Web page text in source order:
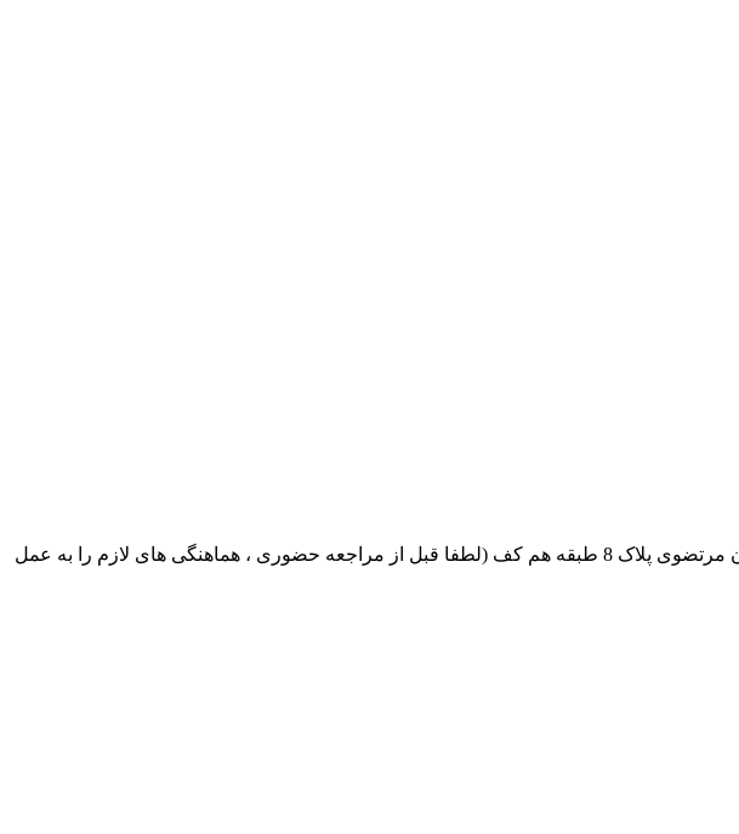
نشانی بخش انفورماتیک ایران بابکت : میدان حر . خ امام خمینی . خیابان کمالی . خیابان اسکندری جنوبی اول خیابان مرتضوی پلاک 8 طبقه هم کف (لطفا قبل از مراجعه حضوری ، هماهنگی های لازم را به عمل